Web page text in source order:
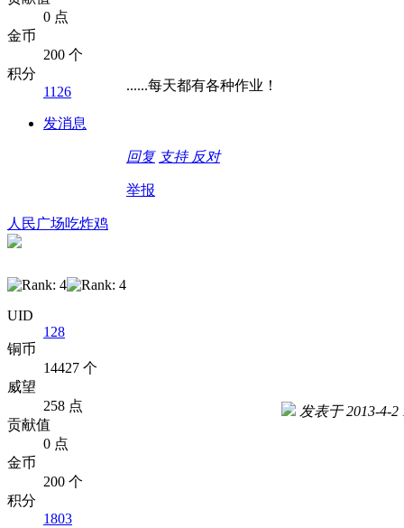
0 点
金币
200 个
积分
1126
发消息
......每天都有各种作业！
回复 支持 反对
举报
人民广场吃炸鸡
UID
128
铜币
14427 个
威望
258 点
贡献值
0 点
金币
200 个
积分
1803
发表于 2013-4-2